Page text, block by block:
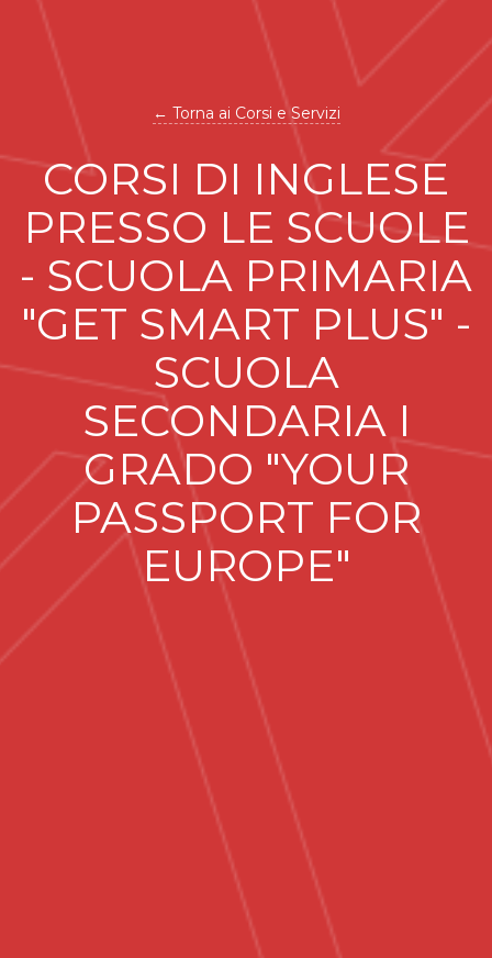
← Torna ai Corsi e Servizi
CORSI DI INGLESE
PRESSO LE SCUOLE
- SCUOLA PRIMARIA
"GET SMART PLUS" -
SCUOLA
SECONDARIA I
GRADO "YOUR
PASSPORT FOR
EUROPE"